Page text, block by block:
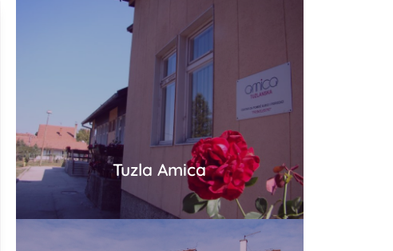
Tuzla Amica